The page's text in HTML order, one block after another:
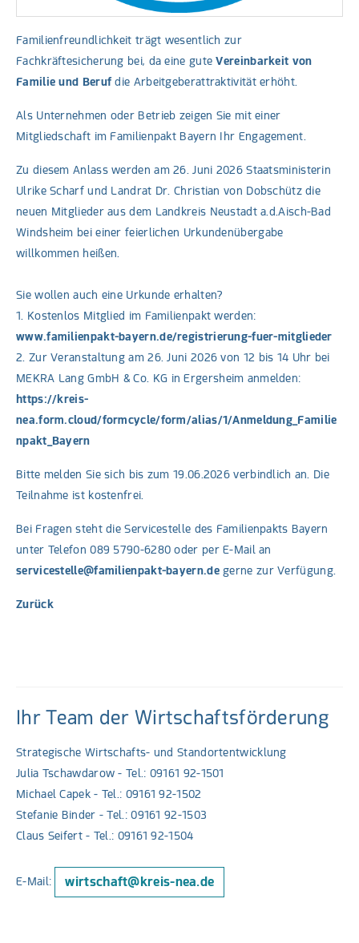
Familienfreundlichkeit trägt wesentlich zur
Fachkräftesicherung bei, da eine guteVereinbarkeit von
Familie und Berufdie Arbeitgeberattraktivität erhöht.
Als Unternehmen oder Betrieb zeigen Sie mit einer
Mitgliedschaft im Familienpakt Bayern Ihr Engagement.
Zu diesem Anlass werden am 26. Juni 2026 Staatsministerin
Ulrike Scharf und Landrat Dr. Christian von Dobschütz die
neuen Mitglieder aus dem Landkreis Neustadt a.d.Aisch-Bad
Windsheim bei einer feierlichen Urkundenübergabe
willkommen heißen.
Sie wollen auch eine Urkunde erhalten?
1. Kostenlos Mitglied im Familienpakt werden:
www.familienpakt-bayern.de/registrierung-fuer-mitglieder
2. Zur Veranstaltung am 26. Juni 2026 von 12 bis 14 Uhr bei
MEKRA Lang GmbH & Co. KG in Ergersheim anmelden:
https://kreis-
nea.form.cloud/formcycle/form/alias/1/Anmeldung_Familie
npakt_Bayern
Bitte melden Sie sich bis zum 19.06.2026 verbindlich an. Die
Teilnahme ist kostenfrei.
Bei Fragen steht die Servicestelle des Familienpakts Bayern
unter Telefon 089 5790-6280 oder per E-Mail an
servicestelle@familienpakt-bayern.degerne zur Verfügung.
Zurück
Ihr Team der Wirtschaftsförderung
Strategische Wirtschafts- und Standortentwicklung
Julia Tschawdarow - Tel.: 09161 92-1501
Michael Capek - Tel.: 09161 92-1502
Stefanie Binder - Tel.: 09161 92-1503
Claus Seifert - Tel.: 09161 92-1504
E-Mail: wirtschaft@kreis-nea.de